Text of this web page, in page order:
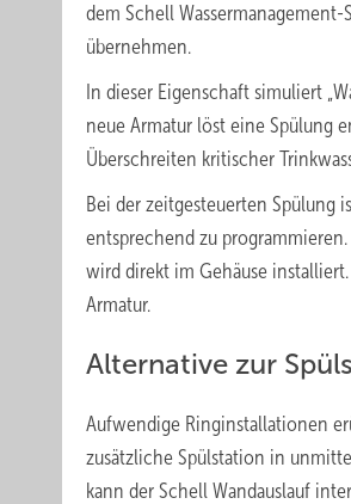
dem Schell
übernehmen.
In dieser Eigenschaft simuliert
neue Armatur löst eine Spülung
Überschreiten kritischer
Bei der zeitgesteuerten Spülung
entsprechend zu
wird direkt im Gehäuse
Armatur.
Alternative zur
Aufwendige Ringinstallationen
zusätzliche Spülstation in
kann der Schell Wandauslauf